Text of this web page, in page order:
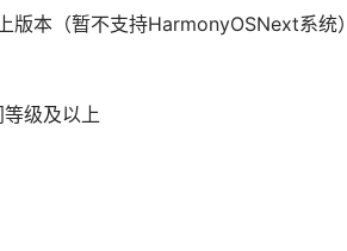
本（暂不支持HarmonyOSNext系统）
级及以上